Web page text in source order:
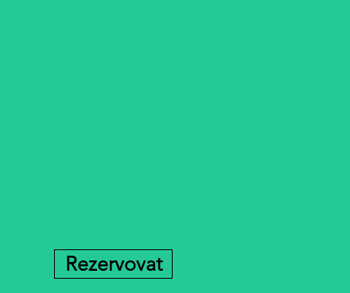
Rezervovat